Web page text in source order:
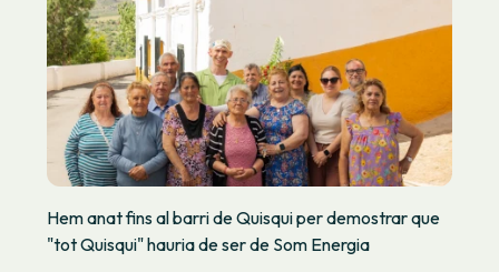
Hem anat fins al barri de Quisqui per demostrar que
"tot Quisqui" hauria de ser de Som Energia